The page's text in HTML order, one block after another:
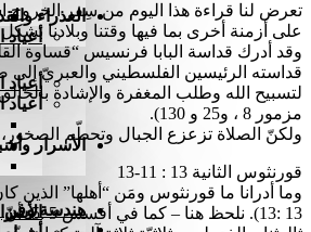
أعياد
العذراء
أعياد
أعياد
الأسرار
هندسة وفن
تعرض لنا قراءة هذا اليوم من سِفر الخروج
على أزمنة أخرى بما فيها وقتنا وبلادنا
وقد أدرك قداسة البابا فرنسيس “قساوة
قداسته الرئيسين الفلسطيني والعبريّ
مزمور 8 ، و25 و 130).
ولكنّ الصلاة تزعزع الجبال وتحطّم
قورنثوس الثانية 13 : 11-13